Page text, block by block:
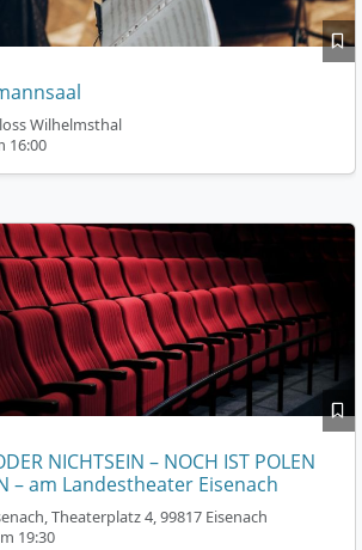
Wilhelmsthal
16:00
NICHTSEIN – NOCH IST POLEN
– am Landestheater Eisenach
Theaterplatz 4, 99817 Eisenach
19:30